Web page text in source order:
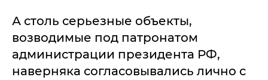
А столь серьезные объекты,
возводимые под патронатом
администрации президента РФ,
наверняка согласовывались лично с